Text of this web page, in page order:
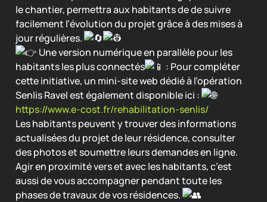
le chantier, permettra aux habitants de de suivre
facilement l’évolution du projet grâce à des mises à
jour régulières.
Une version numérique en parallèle pour les
habitants les plus connectés
: Pour compléter
cette initiative, un mini-site web dédié à l’opération
Senlis Ravel est également disponible ici :
https://www.e-cost.fr/rehabilitation-senlis/
Les habitants peuvent y trouver des informations
actualisées du projet de leur résidence, consulter
des photos et soumettre leurs demandes en ligne.
Agir en proximité vers et avec les habitants, c’est
aussi de vous accompagner pendant toute les
phases de travaux de vos résidences.